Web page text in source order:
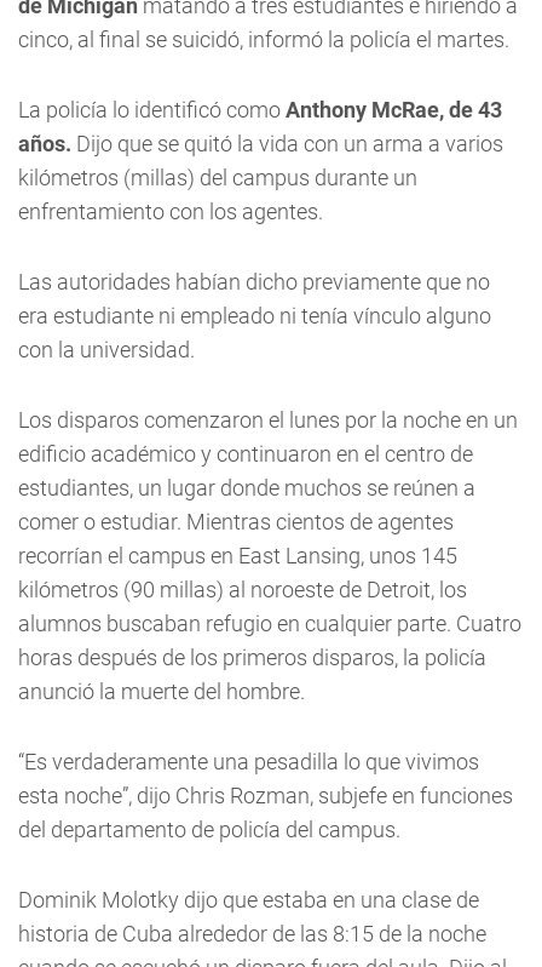
de Michigan matando a tres estudiantes e hiriendo a
cinco, al final se suicidó, informó la policía el martes.
La policía lo identificó comoAnthony McRae, de 43
años. Dijo que se quitó la vida con un arma a varios
kilómetros (millas) del campus durante un
enfrentamiento con los agentes.
Las autoridades habían dicho previamente que no
era estudiante ni empleado ni tenía vínculo alguno
con la universidad.
Los disparos comenzaron el lunes por la noche en un
edificio académico y continuaron en el centro de
estudiantes, un lugar donde muchos se reúnen a
comer o estudiar. Mientras cientos de agentes
recorrían el campus en East Lansing, unos 145
kilómetros (90 millas) al noroeste de Detroit, los
alumnos buscaban refugio en cualquier parte. Cuatro
horas después de los primeros disparos, la policía
anunció la muerte del hombre.
“Es verdaderamente una pesadilla lo que vivimos
esta noche”, dijo Chris Rozman, subjefe en funciones
del departamento de policía del campus.
Dominik Molotky dijo que estaba en una clase de
historia de Cuba alrededor de las 8:15 de la noche